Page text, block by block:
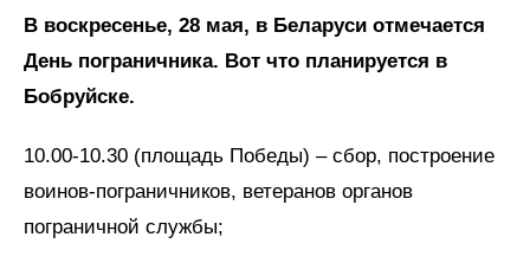
В воскресенье, 28 мая, в Беларуси отмечается
День пограничника. Вот что планируется в
Бобруйске.
10.00-10.30 (площадь Победы) – сбор, построение
воинов-пограничников, ветеранов органов
пограничной службы;